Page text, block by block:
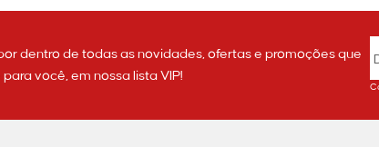
dentro de todas as novidades, ofertas e promoções que
você, em nossa lista VIP!